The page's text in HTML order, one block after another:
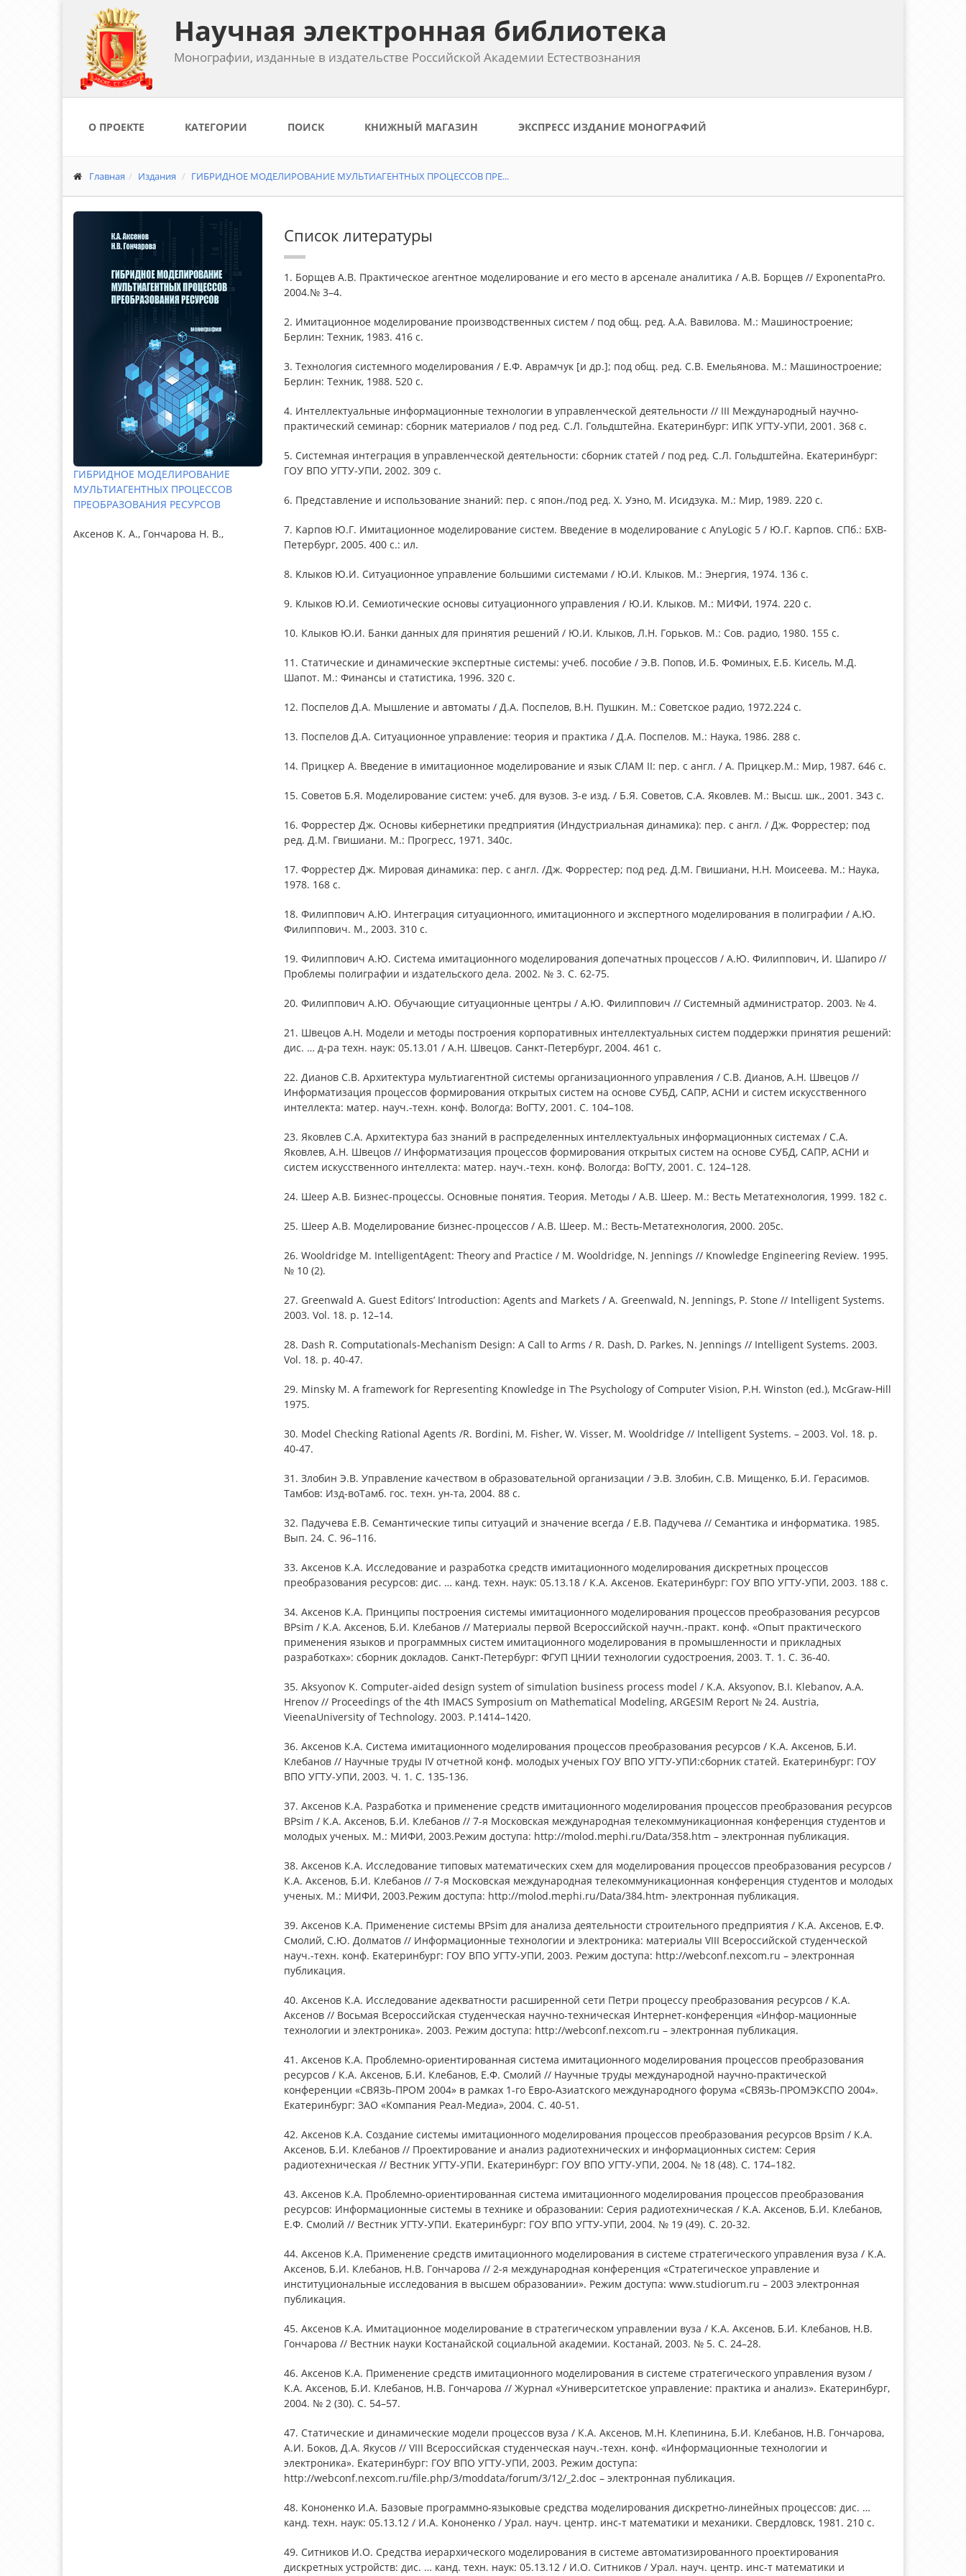
Научная электронная библиотека
Монографии, изданные в издательстве Российской Академии Естествознания
О ПРОЕКТЕ КАТЕГОРИИ ПОИСК КНИЖНЫЙ МАГАЗИН ЭКСПРЕСС ИЗДАНИЕ МОНОГРАФИЙ
Главная Издания ГИБРИДНОЕ МОДЕЛИРОВАНИЕ МУЛЬТИАГЕНТНЫХ ПРОЦЕССОВ ПРЕ...
ГИБРИДНОЕ МОДЕЛИРОВАНИЕ
МУЛЬТИАГЕНТНЫХ ПРОЦЕССОВ
ПРЕОБРАЗОВАНИЯ РЕСУРСОВ
Аксенов К. А., Гончарова Н. В.,
Список литературы
1. Борщев А.В. Практическое агентное моделирование и его место в арсенале аналитика / А.В. Борщев // ExponentaPro.
2004.№ 3–4.
2. Имитационное моделирование производственных систем / под общ. ред. А.А. Вавилова. М.: Машиностроение;
Берлин: Техник, 1983. 416 с.
3. Технология системного моделирования / Е.Ф. Аврамчук [и др.]; под общ. ред. С.В. Емельянова. М.: Машиностроение;
Берлин: Техник, 1988. 520 с.
4. Интеллектуальные информационные технологии в управленческой деятельности // III Международный научно-
практический семинар: сборник материалов / под ред. С.Л. Гольдштейна. Екатеринбург: ИПК УГТУ-УПИ, 2001. 368 с.
5. Системная интеграция в управленческой деятельности: сборник статей / под ред. С.Л. Гольдштейна. Екатеринбург:
ГОУ ВПО УГТУ-УПИ, 2002. 309 с.
6. Представление и использование знаний: пер. с япон./под ред. Х. Уэно, М. Исидзука. М.: Мир, 1989. 220 с.
7. Карпов Ю.Г. Имитационное моделирование систем. Введение в моделирование с AnyLogic 5 / Ю.Г. Карпов. СПб.: БХВ-
Петербург, 2005. 400 с.: ил.
8. Клыков Ю.И. Ситуационное управление большими системами / Ю.И. Клыков. М.: Энергия, 1974. 136 с.
9. Клыков Ю.И. Семиотические основы ситуационного управления / Ю.И. Клыков. М.: МИФИ, 1974. 220 с.
10. Клыков Ю.И. Банки данных для принятия решений / Ю.И. Клыков, Л.Н. Горьков. М.: Сов. радио, 1980. 155 с.
11. Статические и динамические экспертные системы: учеб. пособие / Э.В. Попов, И.Б. Фоминых, Е.Б. Кисель, М.Д.
Шапот. М.: Финансы и статистика, 1996. 320 с.
12. Поспелов Д.А. Мышление и автоматы / Д.А. Поспелов, В.Н. Пушкин. М.: Советское радио, 1972.224 с.
13. Поспелов Д.А. Ситуационное управление: теория и практика / Д.А. Поспелов. М.: Наука, 1986. 288 с.
14. Прицкер А. Введение в имитационное моделирование и язык СЛАМ II: пер. с англ. / А. Прицкер.М.: Мир, 1987. 646 с.
15. Советов Б.Я. Моделирование систем: учеб. для вузов. 3-е изд. / Б.Я. Советов, С.А. Яковлев. М.: Высш. шк., 2001. 343 с.
16. Форрестер Дж. Основы кибернетики предприятия (Индустриальная динамика): пер. с англ. / Дж. Форрестер; под
ред. Д.М. Гвишиани. М.: Прогресс, 1971. 340с.
17. Форрестер Дж. Мировая динамика: пер. с англ. /Дж. Форрестер; под ред. Д.М. Гвишиани, Н.Н. Моисеева. М.: Наука,
1978. 168 с.
18. Филиппович А.Ю. Интеграция ситуационного, имитационного и экспертного моделирования в полиграфии / А.Ю.
Филиппович. М., 2003. 310 с.
19. Филиппович А.Ю. Система имитационного моделирования допечатных процессов / А.Ю. Филиппович, И. Шапиро //
Проблемы полиграфии и издательского дела. 2002. № 3. С. 62-75.
20. Филиппович А.Ю. Обучающие ситуационные центры / А.Ю. Филиппович // Системный администратор. 2003. № 4.
21. Швецов А.Н. Модели и методы построения корпоративных интеллектуальных систем поддержки принятия решений:
дис. … д-ра техн. наук: 05.13.01 / А.Н. Швецов. Санкт-Петербург, 2004. 461 с.
22. Дианов С.В. Архитектура мультиагентной системы организационного управления / С.В. Дианов, А.Н. Швецов //
Информатизация процессов формирования открытых систем на основе СУБД, САПР, АСНИ и систем искусственного
интеллекта: матер. науч.-техн. конф. Вологда: ВоГТУ, 2001. С. 104–108.
23. Яковлев С.А. Архитектура баз знаний в распределенных интеллектуальных информационных системах / С.А.
Яковлев, А.Н. Швецов // Информатизация процессов формирования открытых систем на основе СУБД, САПР, АСНИ и
систем искусственного интеллекта: матер. науч.-техн. конф. Вологда: ВоГТУ, 2001. С. 124–128.
24. Шеер А.В. Бизнес-процессы. Основные понятия. Теория. Методы / А.В. Шеер. М.: Весть Метатехнология, 1999. 182 с.
25. Шеер А.В. Моделирование бизнес-процессов / А.В. Шеер. М.: Весть-Метатехнология, 2000. 205с.
26. Wooldridge M. IntelligentAgent: Theory and Practice / M. Wooldridge, N. Jennings // Knowledge Engineering Review. 1995.
№ 10 (2).
27. Greenwald A. Guest Editors’ Introduction: Agents and Markets / A. Greenwald, N. Jennings, P. Stone // Intelligent Systems.
2003. Vol. 18. p. 12–14.
28. Dash R. Computationals-Mechanism Design: A Call to Arms / R. Dash, D. Parkes, N. Jennings // Intelligent Systems. 2003.
Vol. 18. p. 40-47.
29. Minsky M. A framework for Representing Knowledge in The Psychology of Computer Vision, P.H. Winston (ed.), McGraw-Hill
1975.
30. Model Checking Rational Agents /R. Bordini, M. Fisher, W. Visser, M. Wooldridge // Intelligent Systems. – 2003. Vol. 18. p.
40-47.
31. Злобин Э.В. Управление качеством в образовательной организации / Э.В. Злобин, С.В. Мищенко, Б.И. Герасимов.
Тамбов: Изд-воТамб. гос. техн. ун-та, 2004. 88 с.
32. Падучева Е.В. Семантические типы ситуаций и значение всегда / Е.В. Падучева // Семантика и информатика. 1985.
Вып. 24. С. 96–116.
33. Аксенов К.А. Исследование и разработка средств имитационного моделирования дискретных процессов
преобразования ресурсов: дис. … канд. техн. наук: 05.13.18 / К.А. Аксенов. Екатеринбург: ГОУ ВПО УГТУ-УПИ, 2003. 188 с.
34. Аксенов К.А. Принципы построения системы имитационного моделирования процессов преобразования ресурсов
BPsim / К.А. Аксенов, Б.И. Клебанов // Материалы первой Всероссийской научн.-практ. конф. «Опыт практического
применения языков и программных систем имитационного моделирования в промышленности и прикладных
разработках»: сборник докладов. Санкт-Петербург: ФГУП ЦНИИ технологии судостроения, 2003. Т. 1. С. 36-40.
35. Aksyonov K. Computer-aided design system of simulation business process model / K.A. Aksyonov, B.I. Klebanov, A.A.
Hrenov // Proceedings of the 4th IMACS Symposium on Mathematical Modeling, ARGESIM Report № 24. Austria,
VieenaUniversity of Technology. 2003. P.1414–1420.
36. Аксенов К.А. Система имитационного моделирования процессов преобразования ресурсов / К.А. Аксенов, Б.И.
Клебанов // Научные труды IV отчетной конф. молодых ученых ГОУ ВПО УГТУ-УПИ:сборник статей. Екатеринбург: ГОУ
ВПО УГТУ-УПИ, 2003. Ч. 1. С. 135-136.
37. Аксенов К.А. Разработка и применение средств имитационного моделирования процессов преобразования ресурсов
BPsim / К.А. Аксенов, Б.И. Клебанов // 7-я Московская международная телекоммуникационная конференция студентов и
молодых ученых. М.: МИФИ, 2003.Режим доступа: http://molod.mephi.ru/Data/358.htm – электронная публикация.
38. Аксенов К.А. Исследование типовых математических схем для моделирования процессов преобразования ресурсов /
К.А. Аксенов, Б.И. Клебанов // 7-я Московская международная телекоммуникационная конференция студентов и молодых
ученых. М.: МИФИ, 2003.Режим доступа: http://molod.mephi.ru/Data/384.htm- электронная публикация.
39. Аксенов К.А. Применение системы BPsim для анализа деятельности строительного предприятия / К.А. Аксенов, Е.Ф.
Смолий, С.Ю. Долматов // Информационные технологии и электроника: материалы VIII Всероссийской студенческой
науч.-техн. конф. Екатеринбург: ГОУ ВПО УГТУ-УПИ, 2003. Режим доступа: http://webconf.nexcom.ru – электронная
публикация.
40. Аксенов К.А. Исследование адекватности расширенной сети Петри процессу преобразования ресурсов / К.А.
Аксенов // Восьмая Всероссийская студенческая научно-техническая Интернет-конференция «Инфор-мационные
технологии и электроника». 2003. Режим доступа: http://webconf.nexcom.ru – электронная публикация.
41. Аксенов К.А. Проблемно-ориентированная система имитационного моделирования процессов преобразования
ресурсов / К.А. Аксенов, Б.И. Клебанов, Е.Ф. Смолий // Научные труды международной научно-практической
конференции «СВЯЗЬ-ПРОМ 2004» в рамках 1-го Евро-Азиатского международного форума «СВЯЗЬ-ПРОМЭКСПО 2004».
Екатеринбург: ЗАО «Компания Реал-Медиа», 2004. С. 40-51.
42. Аксенов К.А. Создание системы имитационного моделирования процессов преобразования ресурсов Bpsim / К.А.
Аксенов, Б.И. Клебанов // Проектирование и анализ радиотехнических и информационных систем: Серия
радиотехническая // Вестник УГТУ-УПИ. Екатеринбург: ГОУ ВПО УГТУ-УПИ, 2004. № 18 (48). С. 174–182.
43. Аксенов К.А. Проблемно-ориентированная система имитационного моделирования процессов преобразования
ресурсов: Информационные системы в технике и образовании: Серия радиотехническая / К.А. Аксенов, Б.И. Клебанов,
Е.Ф. Смолий // Вестник УГТУ-УПИ. Екатеринбург: ГОУ ВПО УГТУ-УПИ, 2004. № 19 (49). С. 20-32.
44. Аксенов К.А. Применение средств имитационного моделирования в системе стратегического управления вуза / К.А.
Аксенов, Б.И. Клебанов, Н.В. Гончарова // 2-я международная конференция «Стратегическое управление и
институциональные исследования в высшем образовании». Режим доступа: www.studiorum.ru – 2003 электронная
публикация.
45. Аксенов К.А. Имитационное моделирование в стратегическом управлении вуза / К.А. Аксенов, Б.И. Клебанов, Н.В.
Гончарова // Вестник науки Костанайской социальной академии. Костанай, 2003. № 5. С. 24–28.
46. Аксенов К.А. Применение средств имитационного моделирования в системе стратегического управления вузом /
К.А. Аксенов, Б.И. Клебанов, Н.В. Гончарова // Журнал «Университетское управление: практика и анализ». Екатеринбург,
2004. № 2 (30). С. 54–57.
47. Статические и динамические модели процессов вуза / К.А. Аксенов, М.Н. Клепинина, Б.И. Клебанов, Н.В. Гончарова,
А.И. Боков, Д.А. Якусов // VIII Всероссийская студенческая науч.-техн. конф. «Информационные технологии и
электроника». Екатеринбург: ГОУ ВПО УГТУ-УПИ, 2003. Режим доступа:
http://webconf.nexcom.ru/file.php/3/moddata/forum/3/12/_2.doc – электронная публикация.
48. Кононенко И.А. Базовые программно-языковые средства моделирования дискретно-линейных процессов: дис. …
канд. техн. наук: 05.13.12 / И.А. Кононенко / Урал. науч. центр. инс-т математики и механики. Свердловск, 1981. 210 с.
49. Ситников И.О. Средства иерархического моделирования в системе автоматизированного проектирования
дискретных устройств: дис. … канд. техн. наук: 05.13.12 / И.О. Ситников / Урал. науч. центр. инс-т математики и